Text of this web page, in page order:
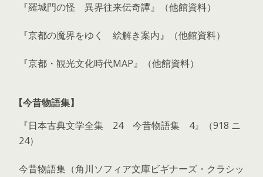
『羅城門の怪 異界往来伝奇譚』（他館資料）
『京都の魔界をゆく 絵解き案内』（他館資料）
『京都・観光文化時代MAP』（他館資料）
【今昔物語集】
『日本古典文学全集 24 今昔物語集 4』（918 ニ
24）
今昔物語集（角川ソフィア文庫ビギナーズ・クラシッ